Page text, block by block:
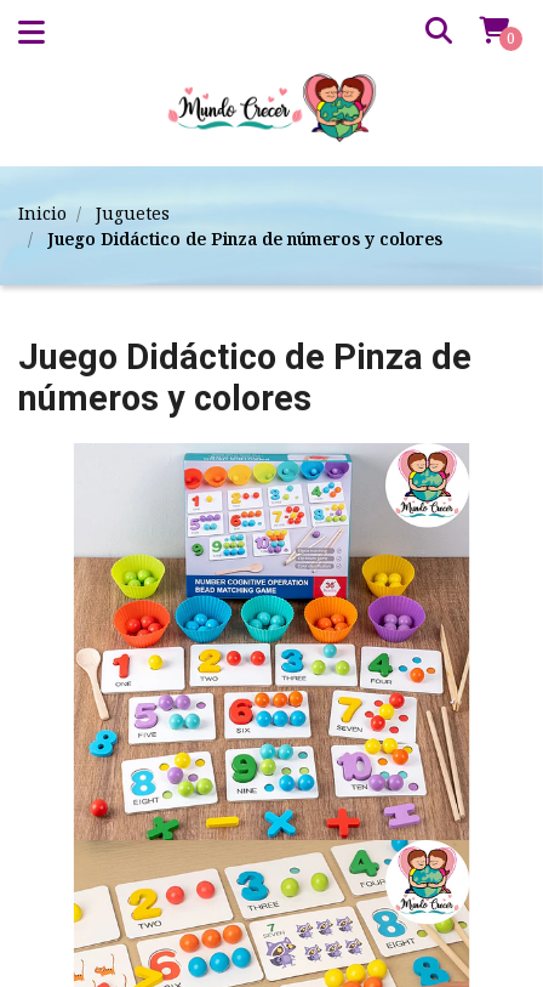
0
Inicio
Juguetes
Juego Didáctico de Pinza de números y colores
Juego Didáctico de Pinza de
números y colores